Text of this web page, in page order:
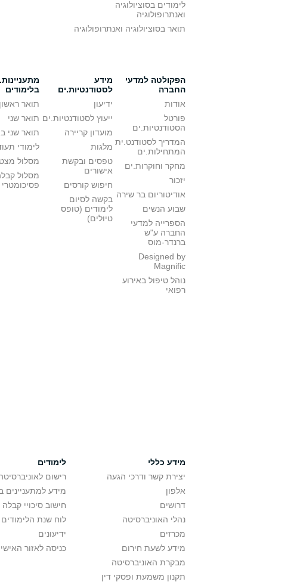
לימודים בסוציולוגיה
ואנתרופולוגיה
תואר בסוציולוגיה ואנתרופולוגיה
הפקולטה למדעי
החברה
אודות
פורטל
הסטודנטיות.ים
המדריך לסטודנט.ית
המתחילות.ים
מחקר וחוקרות.ים
יזכור
אודיטוריום בר שירה
שבוע הנשים
הספרייה למדעי
החברה ע"ש
ברנדר-מוס
Designed by
Magnific
נוהל טיפול באירוע
רפואי
מידע
לסטודנטיות.ים
ידיעון
ייעוץ לסטודנטיות.ים
מועדון קריירה
מלגות
טפסים ובקשת
אישורים
חיפוש קורסים
בקשה לסיום
לימודים (טופס
טיולים)
בלימודים
תואר ראשון
תואר שני
תואר שני
לימודי
מסלול
מסלול
פסיכומטרי
מידע כללי
יצירת קשר ודרכי הגעה
אלפון
דרושים
נהלי האוניברסיטה
מכרזים
מידע לשעת חירום
מבקרת האוניברסיטה
תקנון משמעת ופסקי דין
לימודים
רישום
מידע למתעניינים
חישוב סיכויי
לוח שנת הלימודים
ידיעונים
כניסה לאזור האישי